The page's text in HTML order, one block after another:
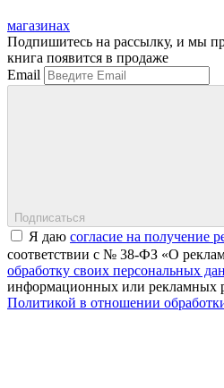
магазинах
Подпишитесь на рассылку, и мы
книга появится в продаже
Email
Подписаться
Я даю согласие на получение
соответствии с № 38-ФЗ «О
обработку своих персональных
информационных или рекламных
Политикой в отношении